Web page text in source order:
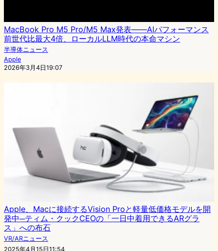
MacBook Pro M5 Pro/M5 Max発表——AIパフォーマンス
前世代比最大4倍、ローカルLLM時代の本命マシン
半導体ニュース
Apple
2026年3月4日19:07
Apple、Macに接続するVision Proと軽量低価格モデルを開
発中─ティム・クックCEOの「一日中着用できるARグラ
ス」への布石
VR/ARニュース
2025年4月15日11:54